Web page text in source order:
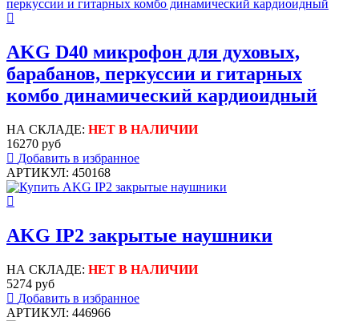
AKG D40 микрофон для духовых,
барабанов, перкуссии и гитарных
комбо динамический кардиоидный
НА СКЛАДЕ: НЕТ В НАЛИЧИИ
16270 руб
Добавить в избранное
АРТИКУЛ: 450168
AKG IP2 закрытые наушники
НА СКЛАДЕ: НЕТ В НАЛИЧИИ
5274 руб
Добавить в избранное
АРТИКУЛ: 446966